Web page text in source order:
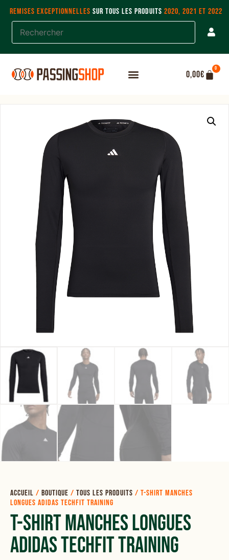
REMISES EXCEPTIONNELLES SUR TOUS LES PRODUITS 2020, 2021 ET 2022
0,00€
0
Accueil / Boutique / Tous les produits / T-Shirt manches
longues ADIDAS Techfit training
T-Shirt Manches Longues
ADIDAS Techfit Training